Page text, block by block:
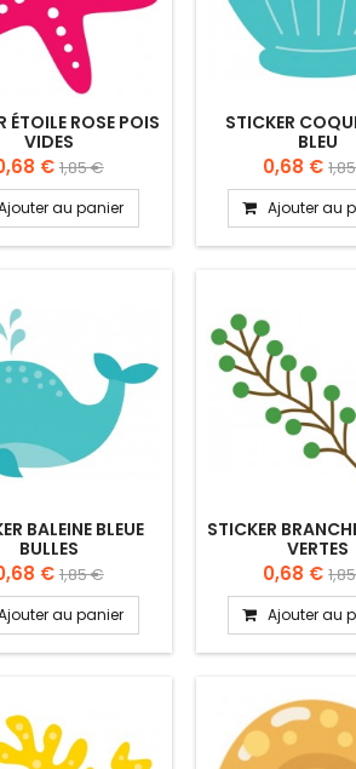
ÉTOILE ROSE POIS
VIDES
€1,85 €
au panier
STICKER
BLEU
0,68 €
Ajouter au
BALEINE BLEUE
BULLES
€1,85 €
au panier
STICKER
VERTES
0,68 €
Ajouter au